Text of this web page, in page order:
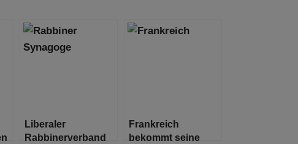
Liberaler
Rabbinerverband
Frankreich
bekommt seine